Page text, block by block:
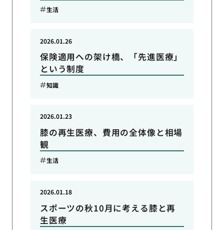
生活
保険適用への架け橋、「先進医療」
という制度
2026.01.26
知識
膝の再生医療、費用の全体像と相場
観
2026.01.23
生活
スポーツの秋10月に考える膝と再
生医療
2026.01.18